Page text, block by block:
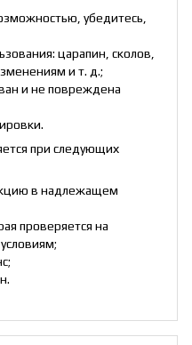
убедитесь,
царапин, сколов,
и т. д.;
и не повреждена
при следующих
в надлежащем
проверяется на